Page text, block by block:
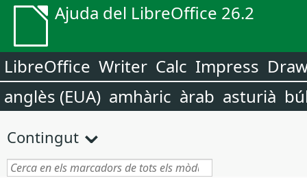
Ajuda del LibreOffice 26.2
LibreOffice Writer Calc Impress
anglès (EUA) amhàric àrab asturià
Contingut